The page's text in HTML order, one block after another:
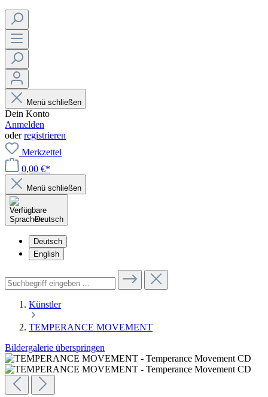
Menü schließen
Dein Konto
Anmelden
oderregistrieren
Merkzettel
0,00 €*
Menü schließen
Deutsch
Deutsch
English
Künstler
TEMPERANCE MOVEMENT
Bildergalerie überspringen